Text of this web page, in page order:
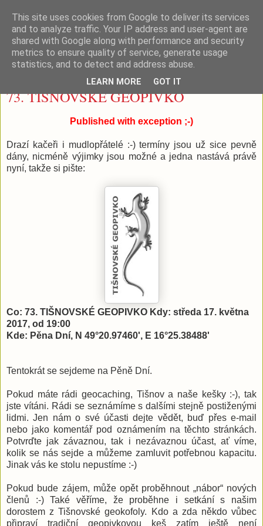
Tišnovské (geo)pivko
73. TIŠNOVSKÉ GEOPIVKO
Published with exception ;-)
Drazí kačeři i mudlopřátelé :-) termíny jsou už sice pevně
dány, nicméně výjimky jsou možné a jedna nastává právě
nyní, takže si pište:
Co: 73. TIŠNOVSKÉ GEOPIVKO Kdy: středa 17. května
2017, od 19:00
Kde: Pěna Dní, N 49°20.97460', E 16°25.38488'
Tentokrát se sejdeme na Pěně Dní.
Pokud máte rádi geocaching, Tišnov a naše kešky :-), tak
jste vítáni. Rádi se seznámíme s dalšími stejně postiženými
lidmi. Jen nám o své účasti dejte vědět, buď přes e-mail
nebo jako komentář pod oznámením na těchto stránkách.
Potvrďte jak závaznou, tak i nezávaznou účast, ať víme,
kolik se nás sejde a můžeme zamluvit potřebnou kapacitu.
Jinak vás ke stolu nepustíme :-)
Pokud bude zájem, může opět proběhnout „nábor“ nových
členů :-) Také věříme, že proběhne i setkání s našim
dorostem z Tišnovské geokofoly. Kdo a zda někdo vůbec
připraví tradiční geopivkovou keš zatím ještě není
This site uses cookies from Google to deliver its services
and to analyze traffic. Your IP address and user-agent are
shared with Google along with performance and security
metrics to ensure quality of service, generate usage
statistics, and to detect and address abuse.
LEARN MORE GOT IT